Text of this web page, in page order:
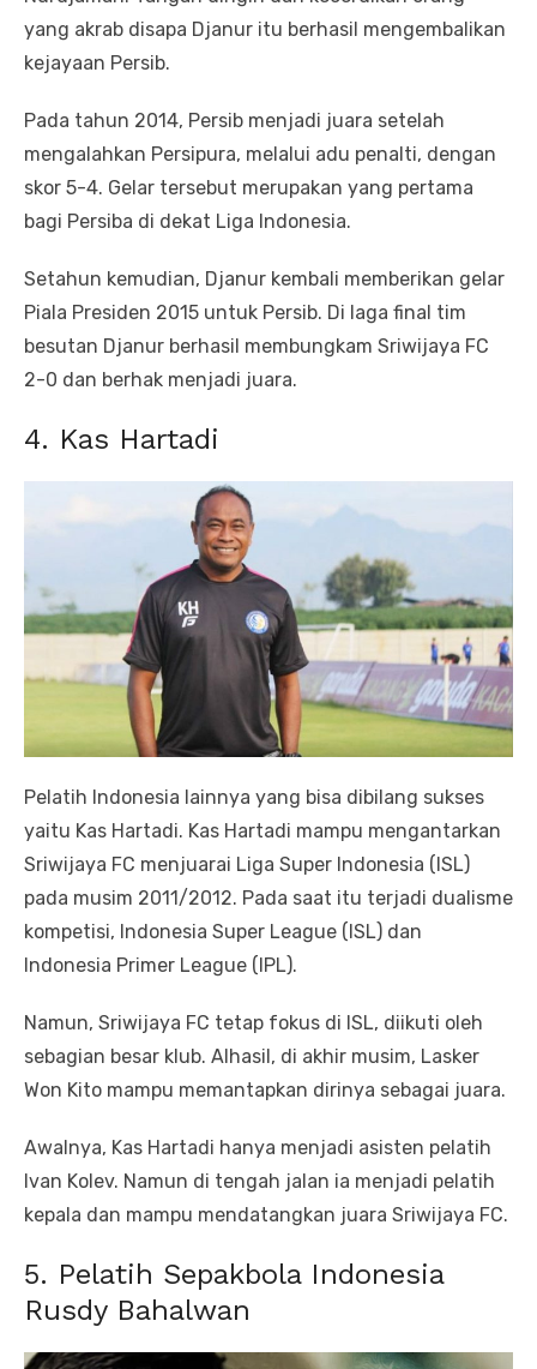
yang akrab disapa Djanur itu berhasil mengembalikan
kejayaan Persib.
Pada tahun 2014, Persib menjadi juara setelah
mengalahkan Persipura, melalui adu penalti, dengan
skor 5-4. Gelar tersebut merupakan yang pertama
bagi Persiba di dekat Liga Indonesia.
Setahun kemudian, Djanur kembali memberikan gelar
Piala Presiden 2015 untuk Persib. Di laga final tim
besutan Djanur berhasil membungkam Sriwijaya FC
2-0 dan berhak menjadi juara.
4. Kas Hartadi
Pelatih Indonesia lainnya yang bisa dibilang sukses
yaitu Kas Hartadi. Kas Hartadi mampu mengantarkan
Sriwijaya FC menjuarai Liga Super Indonesia (ISL)
pada musim 2011/2012. Pada saat itu terjadi dualisme
kompetisi, Indonesia Super League (ISL) dan
Indonesia Primer League (IPL).
Namun, Sriwijaya FC tetap fokus di ISL, diikuti oleh
sebagian besar klub. Alhasil, di akhir musim, Lasker
Won Kito mampu memantapkan dirinya sebagai juara.
Awalnya, Kas Hartadi hanya menjadi asisten pelatih
Ivan Kolev. Namun di tengah jalan ia menjadi pelatih
kepala dan mampu mendatangkan juara Sriwijaya FC.
5. Pelatih Sepakbola Indonesia
Rusdy Bahalwan